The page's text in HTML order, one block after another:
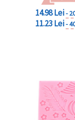
14.98 Lei-
11.23 Lei-